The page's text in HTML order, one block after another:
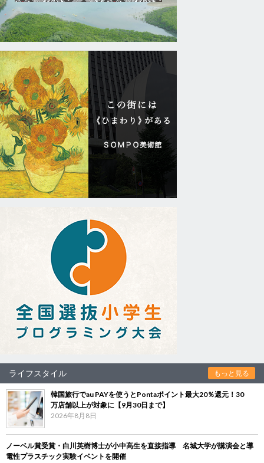
ライフスタイル もっと見る
韓国旅行でau PAYを使うとPontaポイント最大20％還元！30
万店舗以上が対象に【9月30日まで】
2026年8月8日
ノーベル賞受賞・白川英樹博士が小中高生を直接指導 名城大学が講演会と導
電性プラスチック実験イベントを開催